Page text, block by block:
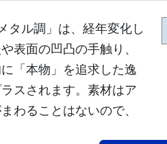
タル調」は、経年変化し
表面の凹凸の手触り、
「本物」を追求した逸
スされます。素材はア
わることはないので、